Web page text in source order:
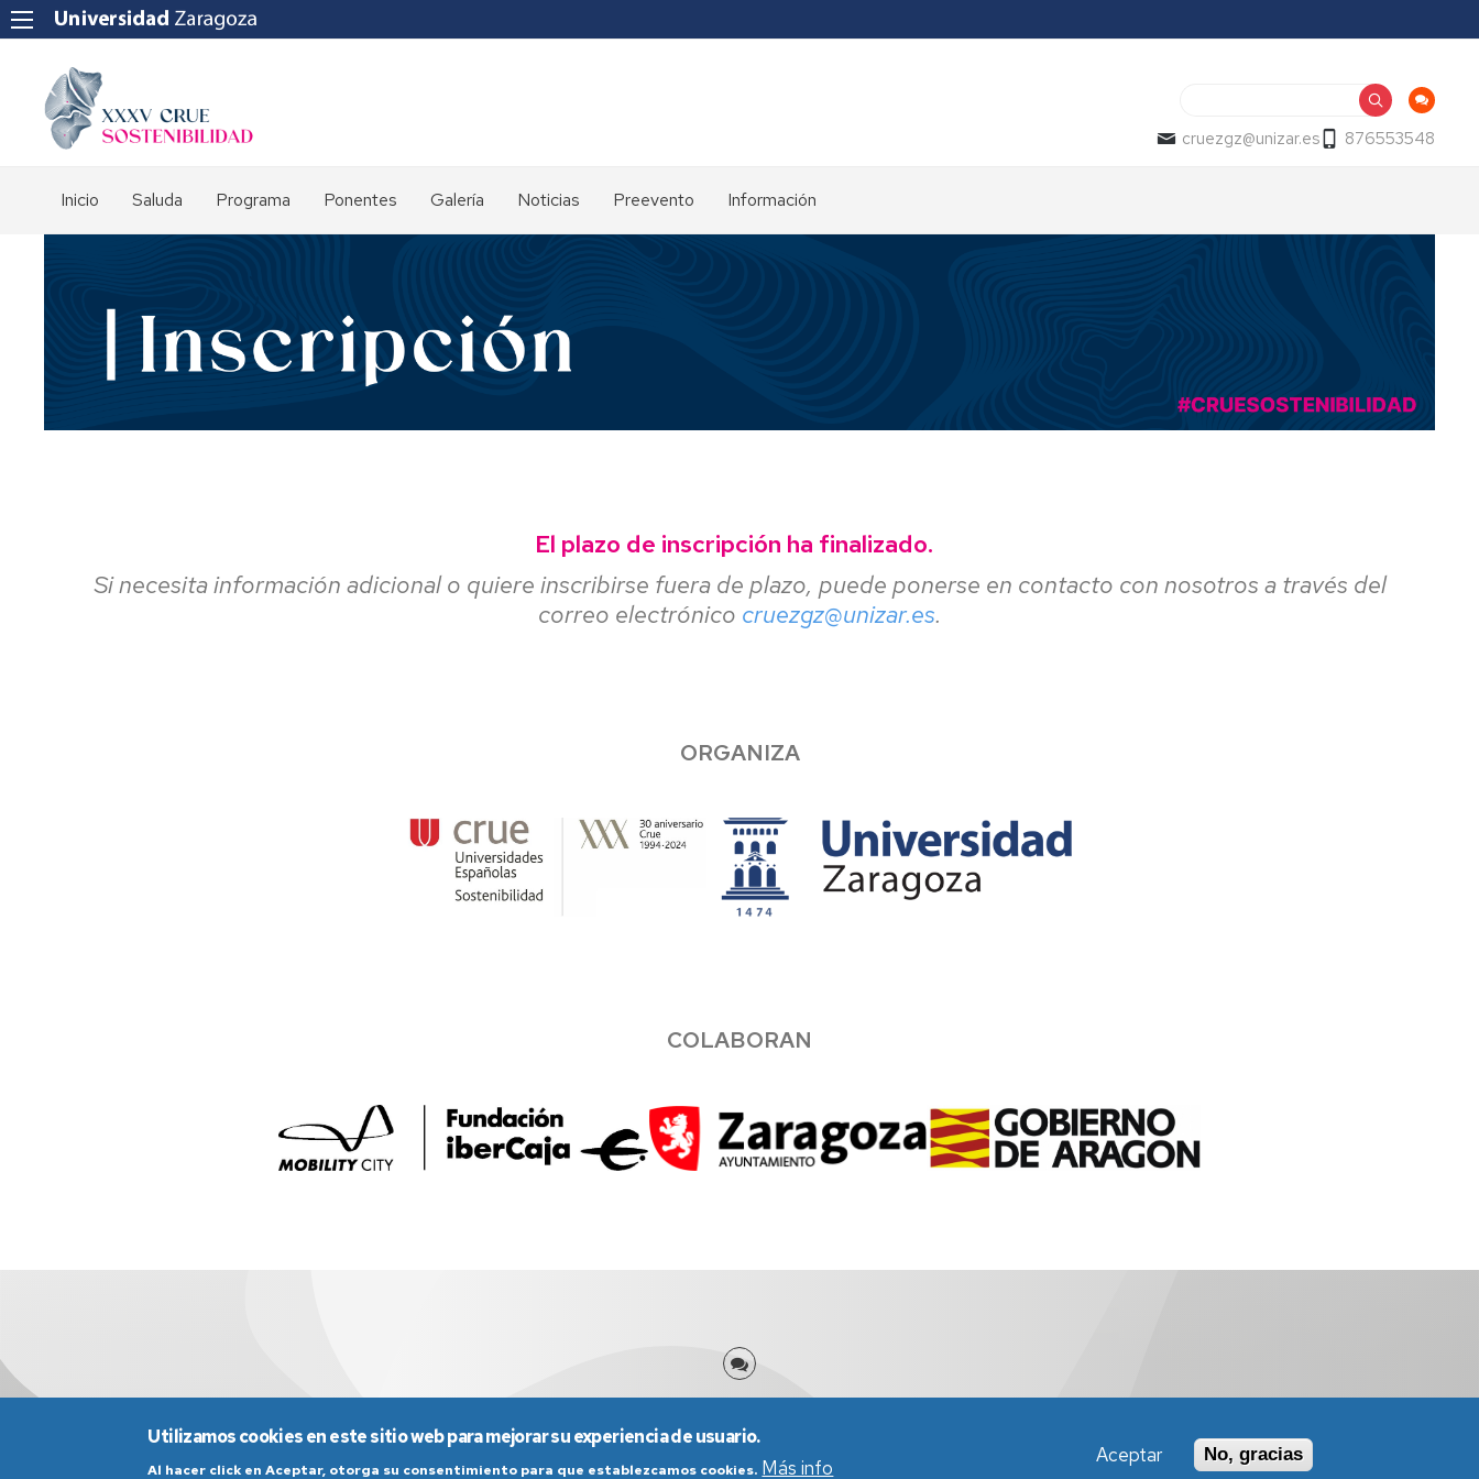
cruezgz@unizar.es 876553548
Inicio Saluda Programa Ponentes Galería Noticias Preevento Información
El plazo de inscripción ha finalizado.
Si necesita información adicional o quiere inscribirse fuera de plazo, puede ponerse en contacto con nosotros a través del
correo electrónico cruezgz@unizar.es.
ORGANIZA
COLABORAN
Utilizamos cookies en este sitio web para mejorar su experiencia de usuario.
Al hacer click en Aceptar, otorga su consentimiento para que establezcamos cookies. Más info
Aceptar No, gracias